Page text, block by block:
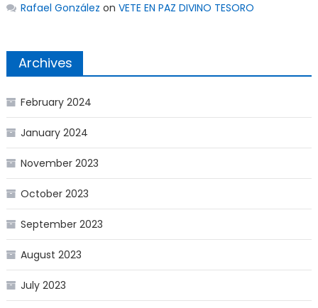
Rafael González on VETE EN PAZ DIVINO TESORO
Archives
February 2024
January 2024
November 2023
October 2023
September 2023
August 2023
July 2023